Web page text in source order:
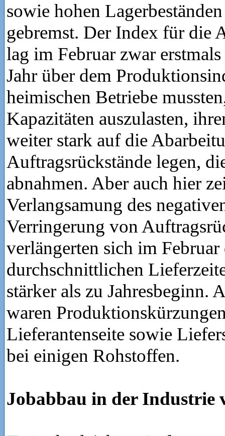
sowie hohen
gebremst. Der Index für die
lag im Februar zwar
Jahr über dem
heimischen Betriebe
Kapazitäten auszulasten,
weiter stark auf die
Auftragsrückstände legen,
abnahmen. Aber auch hier
Verlangsamung des
Verringerung von
verlängerten sich im Februar
durchschnittlichen
stärker als zu Jahresbeginn.
waren
Lieferantenseite sowie
bei einigen Rohstoffen.
Jobabbau in der Industrie